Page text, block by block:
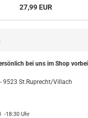
27,99 EUR
bei uns im Shop
9523 St.Ruprecht/Villach
Uhr